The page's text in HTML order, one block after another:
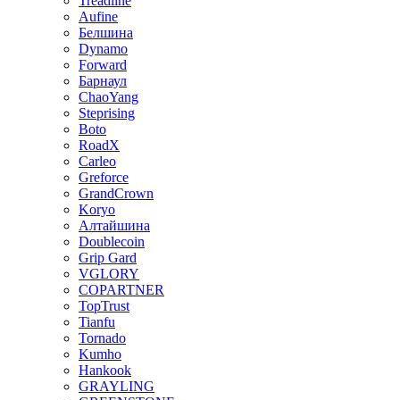
Aufine
Белшина
Dynamo
Forward
Барнаул
ChaoYang
Steprising
Boto
RoadX
Carleo
Greforce
GrandCrown
Koryo
Алтайшина
Doublecoin
Grip Gard
VGLORY
COPARTNER
TopTrust
Tianfu
Tornado
Kumho
Hankook
GRAYLING